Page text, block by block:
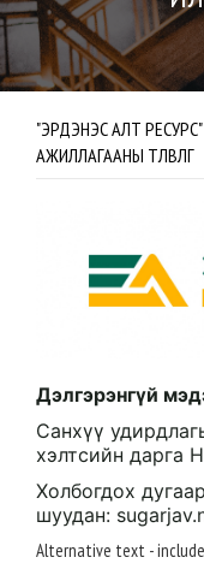
"ЭРДЭНЭС АЛТ
АЖИЛЛАГААНЫ ТӨЛӨВЛӨГӨӨ
Дэлгэрэнгүй
Санхүү
хэлтсийн дарга
Холбогдох
шуудан:
Alternative text -